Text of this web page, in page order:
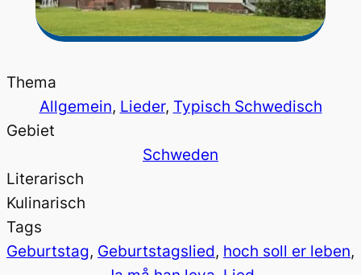
Thema
Allgemein, Lieder, Typisch Schwedisch
Gebiet
Schweden
Literarisch
Kulinarisch
Tags
Geburtstag, Geburtstagslied, hoch soll er leben